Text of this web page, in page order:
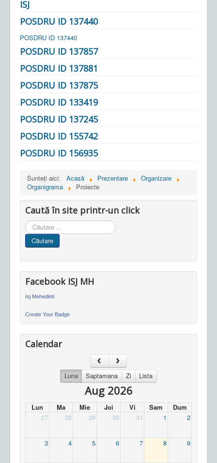
ISJ
POSDRU ID 137440
POSDRU ID 137440
POSDRU ID 137857
POSDRU ID 137881
POSDRU ID 137875
POSDRU ID 133419
POSDRU ID 137245
POSDRU ID 155742
POSDRU ID 156935
Sunteți aici: Acasă Prezentare
Organizare
Organigrama
Proiecte
Caută în site printr-un click
Cauta
in
site
Căutare
Facebook ISJ MH
Isj Mehedinti
Create Your Badge
Calendar
Luna Saptamana Zi Lista
Aug 2026
Lun Ma Mie Joi Vi Sam
Dum
27
28 29 30 31 1 2
3 4 5 6 7 8 9